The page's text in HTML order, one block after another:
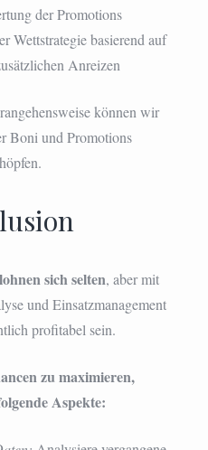
der Promotions
Wettstrategie basierend auf
Anreizen
können wir
Boni und Promotions
sich selten, aber mit
und Einsatzmanagement
profitabel sein.
zu maximieren,
Aspekte: